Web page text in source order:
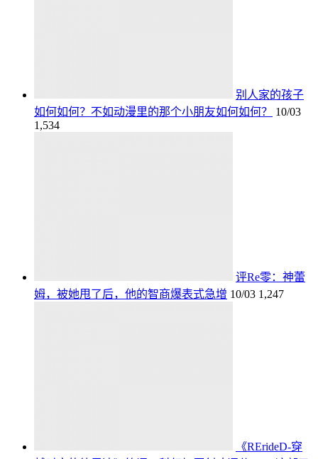
别人家的孩子
如何如何？不如动漫里的那个小朋友如何如何？
10/03
1,534
评Re零：神蕾
姆，被她甩了后，他的智商爆表式急增 10/03 1,247
《RErideD-穿